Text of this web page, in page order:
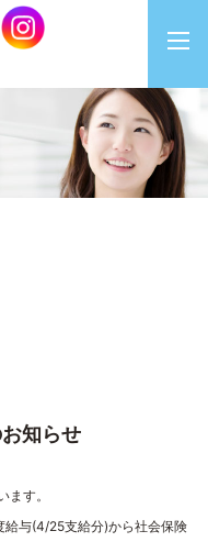
位
知らせ
す。
給与(4/25支給分)から社会保険